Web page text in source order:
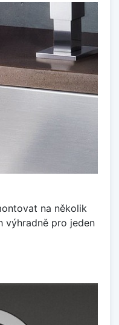
na několik
výhradně pro jeden